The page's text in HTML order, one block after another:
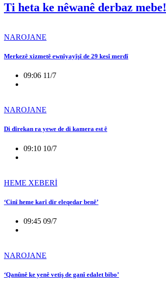
Ti heta ke nêwanê derbaz mebe!
NAROJANE
Merkezê xizmetê ewnîyayîşî de 29 kesî merdî
09:06 11/7
NAROJANE
Di dîrekan ra yewe de di kamera est ê
09:10 10/7
HEME XEBERİ
‘Cinî heme karî dir eleqedar benê’
09:45 09/7
NAROJANE
‘Qanûnê ke yenê vetiş de ganî edalet bibo’